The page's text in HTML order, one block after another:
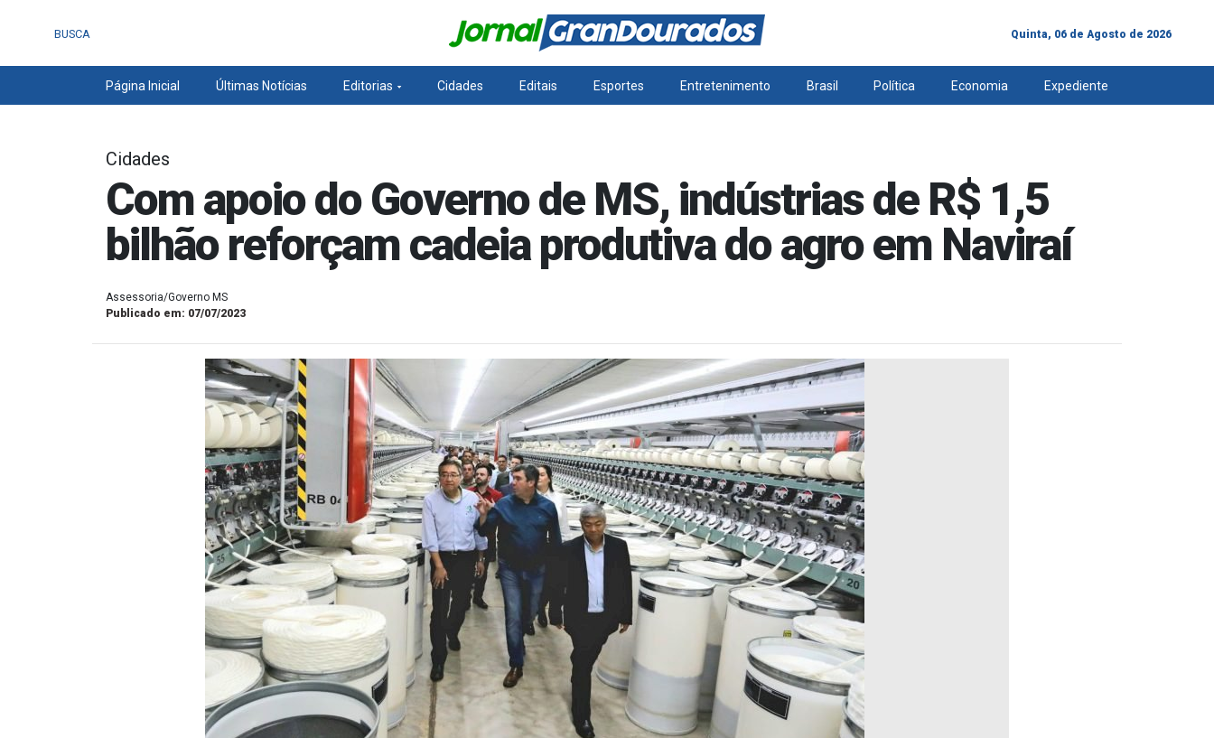
BUSCA Quinta, 06 de Agosto de 2026
Página Inicial Últimas Notícias Editorias Cidades Editais Esportes Entretenimento Brasil Política Economia Expediente
Cidades
Com apoio do Governo de MS, indústrias de R$ 1,5
bilhão reforçam cadeia produtiva do agro em Naviraí
Assessoria/Governo MS
Publicado em: 07/07/2023